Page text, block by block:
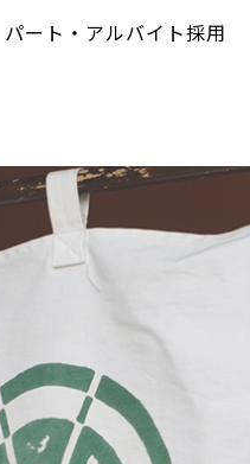
パート・アルバイト採用